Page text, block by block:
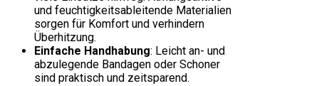
und feuchtigkeitsableitende Materialien
sorgen für Komfort und verhindern
Überhitzung.
Einfache Handhabung: Leicht an- und
abzulegende Bandagen oder Schoner
sind praktisch und zeitsparend.